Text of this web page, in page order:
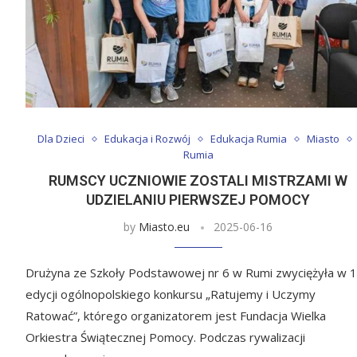
Dla Dzieci Edukacja i Rozwój Edukacja Rumia
Miasto
Rumia
RUMSCY UCZNIOWIE ZOSTALI MISTRZAMI W
UDZIELANIU PIERWSZEJ POMOCY
by Miasto.eu 2025-06-16
Drużyna ze Szkoły Podstawowej nr 6 w Rumi zwyciężyła w
edycji ogólnopolskiego konkursu „Ratujemy i Uczymy
Ratować”, którego organizatorem jest Fundacja Wielka
Orkiestra Świątecznej Pomocy. Podczas rywalizacji